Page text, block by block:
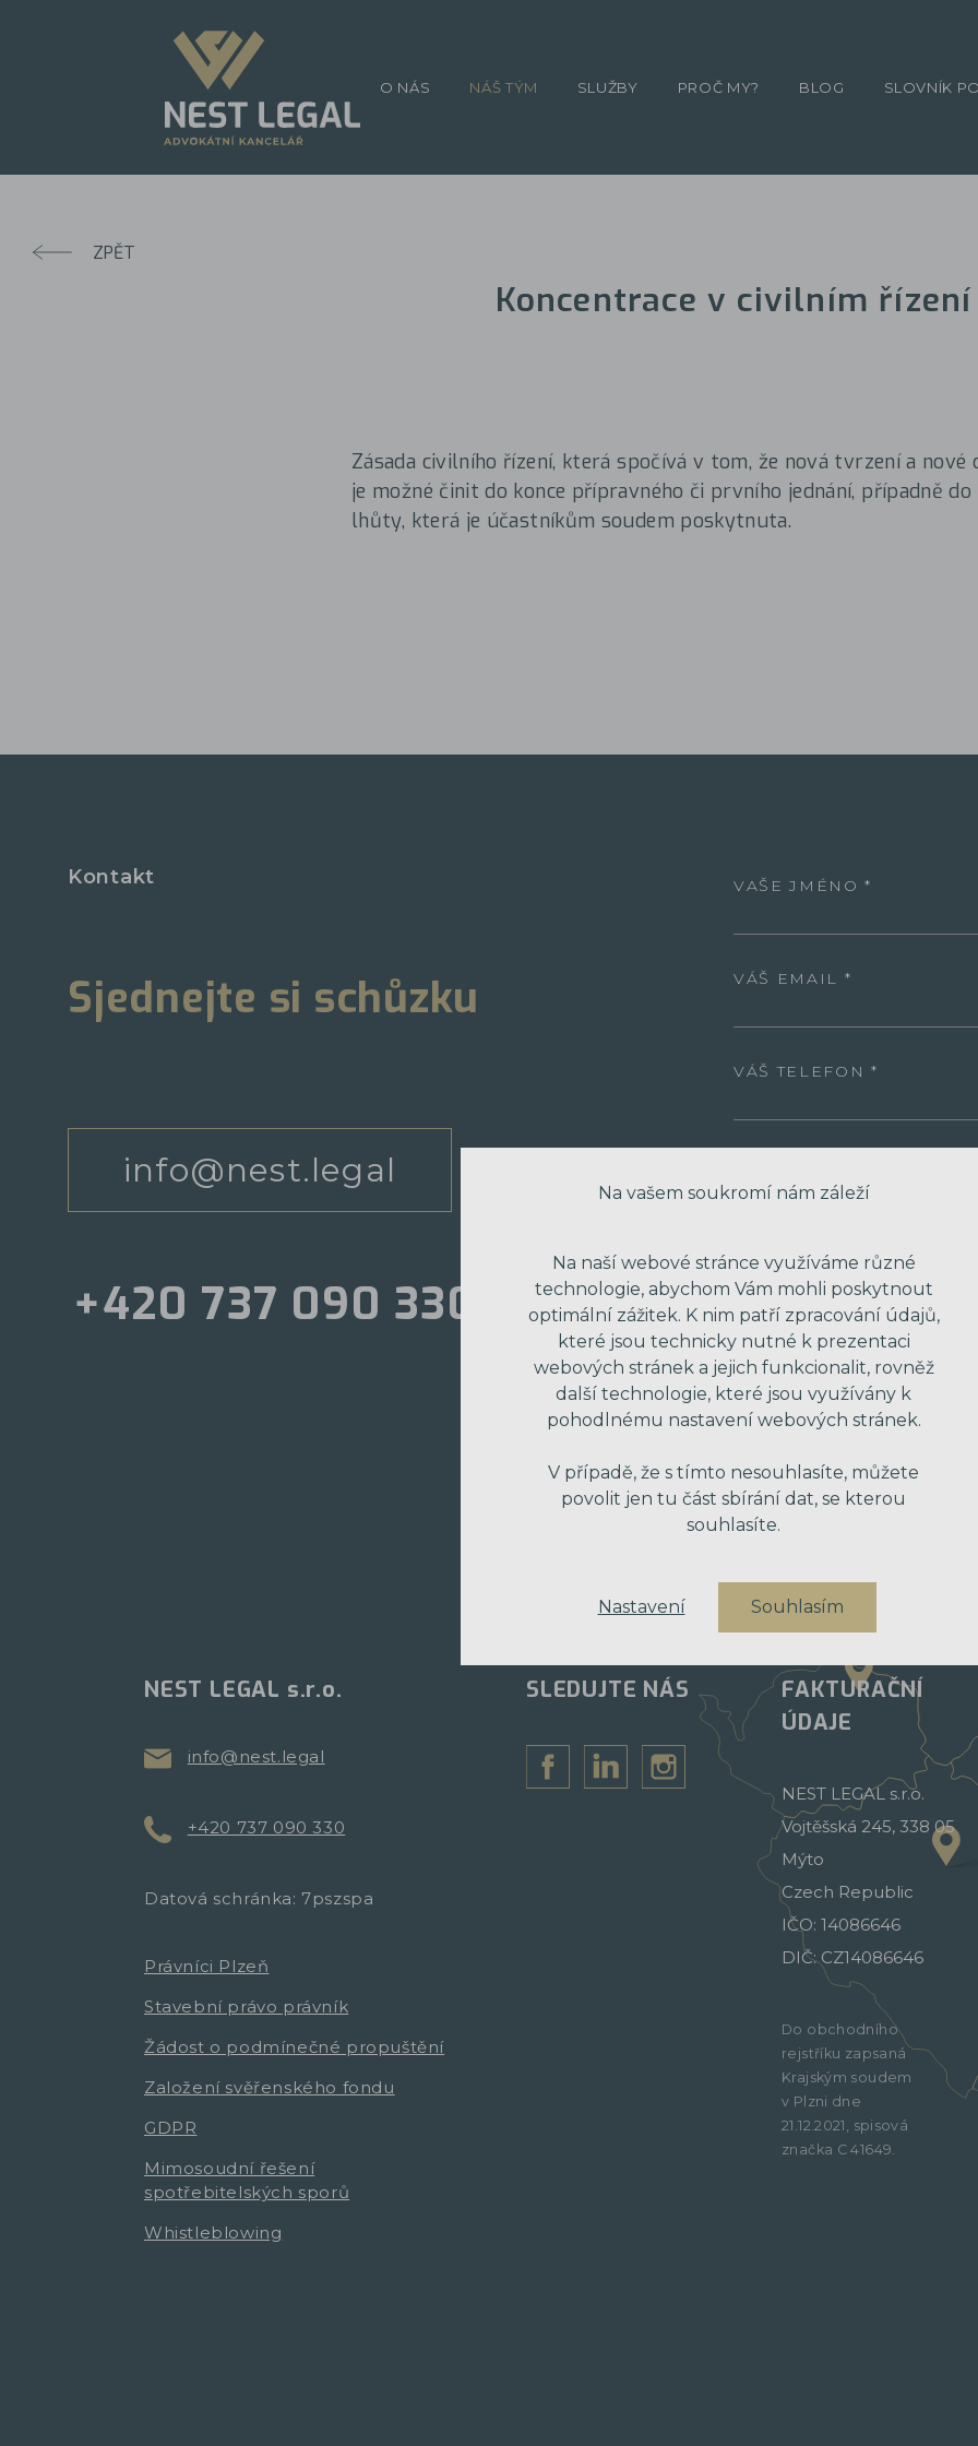
ZPĚT
Koncentrace v civilním řízení
Zásada civilního řízení, která spočívá v tom, že nová tvrzení a nové
je možné činit do konce přípravného či prvního jednání, případně
lhůty, která je účastníkům soudem poskytnuta.
Kontakt
Sjednejte si schůzku
info@nest.legal
+420 737 090 330
VAŠE JMÉNO
VÁŠ EMAIL
VÁŠ TELEFON
* Odesláním formuláře souhlasím se
obchodní nabídky. Vaše osobní údaje
NEST LEGAL s.r.o.
info@nest.legal
+420 737 090 330
Datová schránka: 7pszspa
Právníci Plzeň
Stavební právo právník
Žádost o podmínečné propuštění
Založení svěřenského fondu
GDPR
Mimosoudní řešení
spotřebitelských sporů
Whistleblowing
SLEDUJTE NÁS
FAKTURAČNÍ
ÚDAJE
NEST LEGAL s.r.o.
Vojtěšská 245, 338 05
Mýto
Czech Republic
IČO: 14086646
DIČ: CZ14086646
Do obchodního
rejstříku zapsaná
Krajským soudem
v Plzni dne
21.12.2021, spisová
značka C 41649.
O NÁS NÁŠ TÝM SLUŽBY PROČ MY? BLOG SLOVNÍK
Na vašem soukromí nám záleží
Na naší webové stránce využíváme různé
technologie, abychom Vám mohli poskytnout
optimální zážitek. K nim patří zpracování údajů,
které jsou technicky nutné k prezentaci
webových stránek a jejich funkcionalit, rovněž
další technologie, které jsou využívány k
pohodlnému nastavení webových stránek.
V případě, že s tímto nesouhlasíte, můžete
povolit jen tu část sbírání dat, se kterou
souhlasíte.
Nastavení Souhlasím